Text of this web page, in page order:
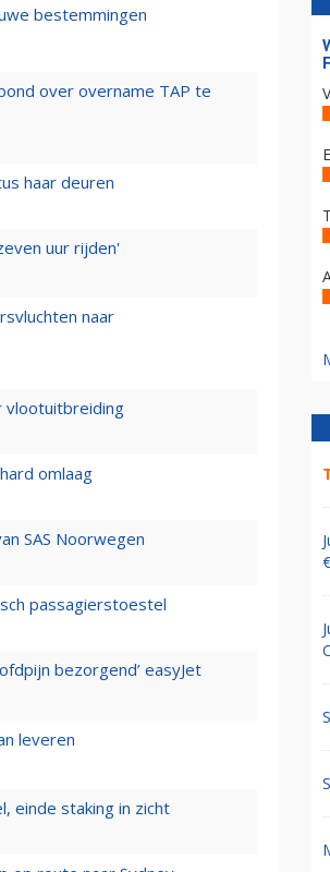
bestemmingen
over overname TAP te
haar deuren
uur rijden'
naar
vlootuitbreiding
omlaag
SAS Noorwegen
passagierstoestel
bezorgend’ easyJet
leveren
einde staking in zicht